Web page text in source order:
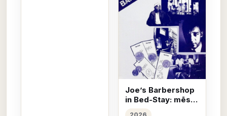
Joe’s Barbershop
in Bed-Stay: mēs